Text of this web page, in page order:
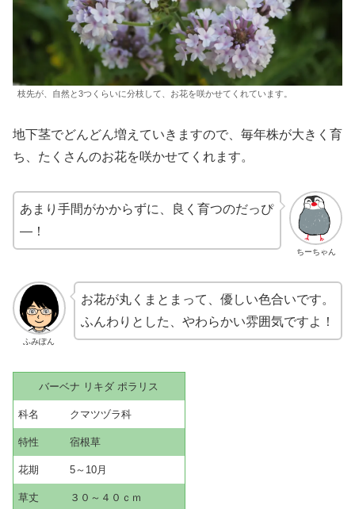
枝先が、自然と3つくらいに分枝して、お花を咲かせてくれています。
地下茎でどんどん増えていきますので、毎年株が大きく育
ち、たくさんのお花を咲かせてくれます。
ちーちゃん
あまり手間がかからずに、良く育つのだっぴ
―！
ふみぽん
お花が丸くまとまって、優しい色合いです。
ふんわりとした、やわらかい雰囲気ですよ！
バーベナ リキダ ポラリス
科名 クマツヅラ科
特性 宿根草
花期 5～10月
草丈 ３０～４０ｃｍ